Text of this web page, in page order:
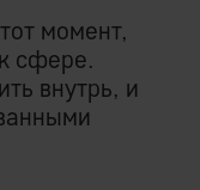
момент,
сфере.
внутрь, и